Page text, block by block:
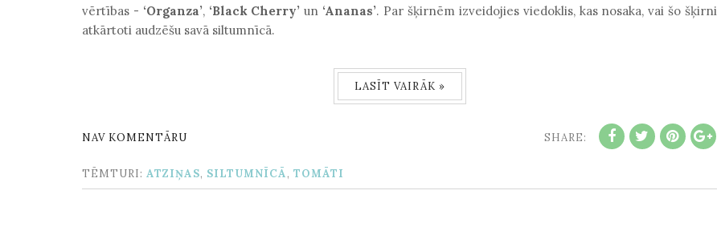
vērtības - ‘Organza’, ‘Black Cherry’un ‘Ananas’. Par šķirnēm izveidojies viedoklis, kas nosaka, vai šo šķirni
atkārtoti audzēšu savā siltumnīcā.
LASĪT VAIRĀK »
NAV KOMENTĀRU SHARE:
TĒMTURI: ATZIŅAS, SILTUMNĪCĀ, TOMĀTI